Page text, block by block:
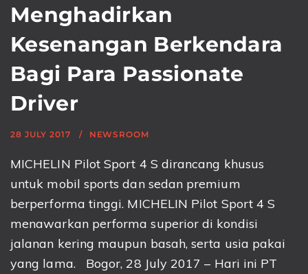
Menghadirkan
Kesenangan Berkendara
Bagi Para Passionate
Driver
28 JULY 2017 NEWSROOM
MICHELIN Pilot Sport 4 S dirancang khusus
untuk mobil sports dan sedan premium
berperforma tinggi. MICHELIN Pilot Sport 4 S
menawarkan performa superior di kondisi
jalanan kering maupun basah, serta usia pakai
yang lama. Bogor, 28 July 2017 – Hari ini PT